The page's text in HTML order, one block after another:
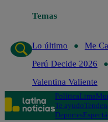
Temas
Lo último
Me
Perú Decide 2026
Valentina Valiente
PolíticaLima
Te ayudo
Deportes